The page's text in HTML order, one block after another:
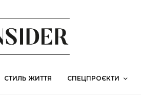
СТИЛЬ ЖИТТЯ СПЕЦПРОЄКТИ